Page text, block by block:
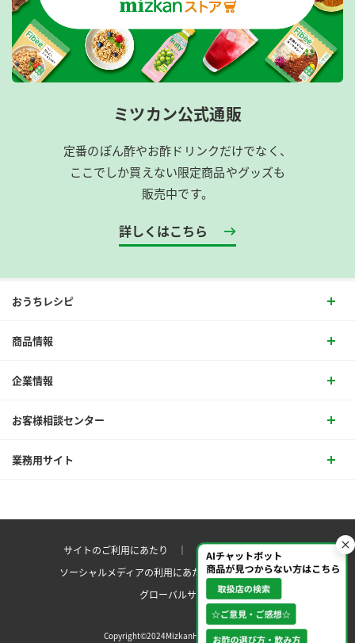
ミツカン公式通販
定番のぽん酢やお酢ドリンクだけでなく、
ここでしか買えない限定商品やグッズも
販売中です。
詳しくはこちら
おうちレシピ
商品情報
企業情報
お客様相談センター
業務用サイト
サイトのご利用にあたり ｜プライバシーポリシー
ソーシャルメディアの利用にあたりサイトマップ ｜
グローバルサイト
Copyright©2024MizkanHoldingsCo.Ltd.